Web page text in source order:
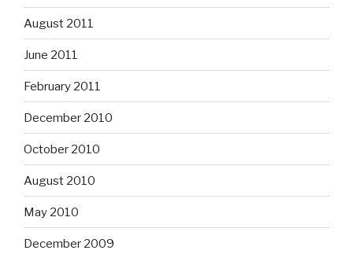
August 2011
June 2011
February 2011
December 2010
October 2010
August 2010
May 2010
December 2009